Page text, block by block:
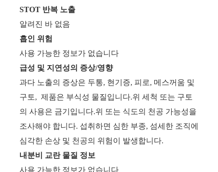
STOT 반복 노출
알려진 바 없음
흡인 위험
사용 가능한 정보가 없습니다
급성 및 지연성의 증상/영향
과다 노출의 증상은 두통, 현기증, 피로, 메스꺼움 및
구토, 제품은 부식성 물질입니다.위 세척 또는 구토
의 사용은 금기입니다.위 또는 식도의 천공 가능성을
조사해야 합니다. 섭취하면 심한 부종, 섬세한 조직에
심각한 손상 및 천공의 위험이 발생합니다.
내분비 교란 물질 정보
사용 가능한 정보가 없습니다